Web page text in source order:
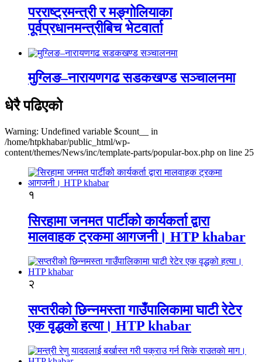
परराष्ट्रमन्त्री र मङ्गोलियाका
पूर्वप्रधानमन्त्रीबिच भेटवार्ता
मुग्लिङ–नारायणगढ सडकखण्ड सञ्चालनमा
धेरै पढिएको
Warning: Undefined variable $count__ in
/home/htpkhabar/public_html/wp-
content/themes/News/inc/template-parts/popular-box.php on line 25
१
सिरहामा जनमत पार्टीको कार्यकर्ता द्वारा
मालवाहक ट्रकमा आगजनी। HTP khabar
२
सप्तरीको छिन्नमस्ता गाउँपालिकामा घाटी रेटेर
एक वृद्धको हत्या। HTP khabar